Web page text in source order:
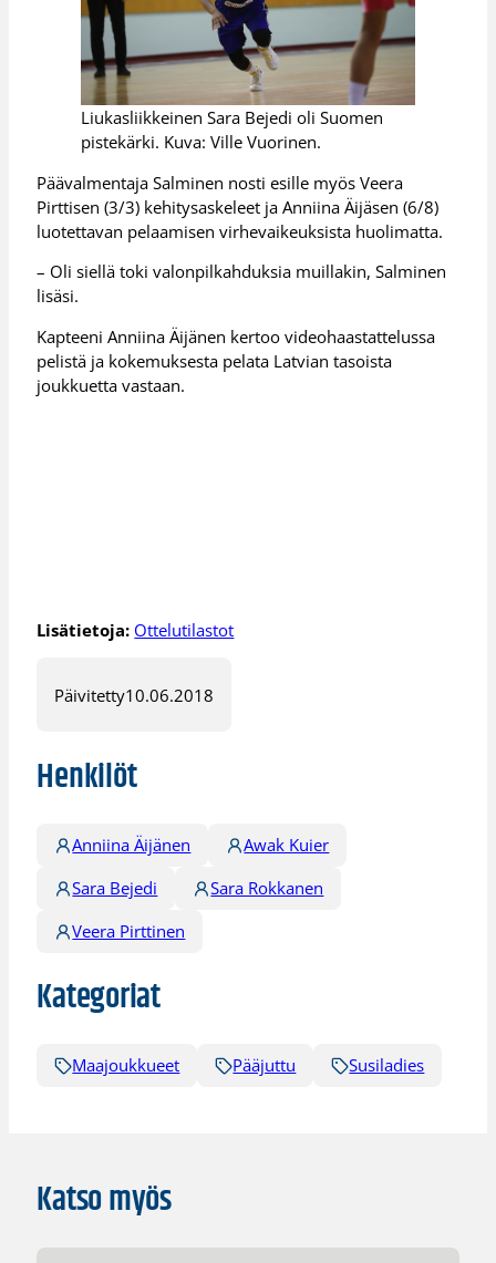
Liukasliikkeinen Sara Bejedi oli Suomen
pistekärki. Kuva: Ville Vuorinen.
Päävalmentaja Salminen nosti esille myös Veera
Pirttisen (3/3) kehitysaskeleet ja Anniina Äijäsen (6/8)
luotettavan pelaamisen virhevaikeuksista huolimatta.
– Oli siellä toki valonpilkahduksia muillakin, Salminen
lisäsi.
Kapteeni Anniina Äijänen kertoo videohaastattelussa
pelistä ja kokemuksesta pelata Latvian tasoista
joukkuetta vastaan.
Lisätietoja: Ottelutilastot
Päivitetty10.06.2018
Henkilöt
Anniina Äijänen
Awak Kuier
Sara Bejedi
Sara Rokkanen
Veera Pirttinen
Kategoriat
Maajoukkueet Pääjuttu Susiladies
Katso myös